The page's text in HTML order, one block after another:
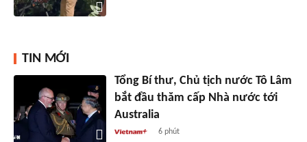
TIN MỚI
Tổng Bí thư, Chủ tịch nước Tô Lâm
bắt đầu thăm cấp Nhà nước tới
Australia
6 phút